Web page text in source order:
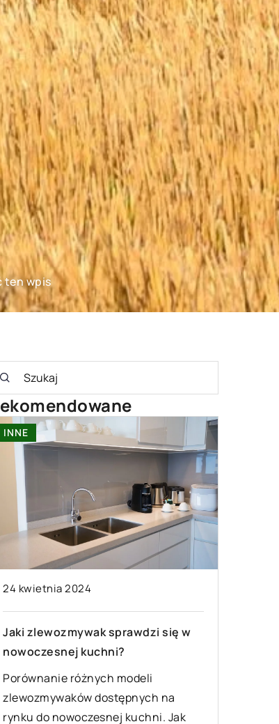
ten wpis
w
INNE
05 maja 2024
Dobór rolet plisowanych do stylu
wnętrza
Poradnik eksperta: jak dobór rolet
plisowanych wpływa na styl i
charakter wnętrza. Dowiedz się, jak